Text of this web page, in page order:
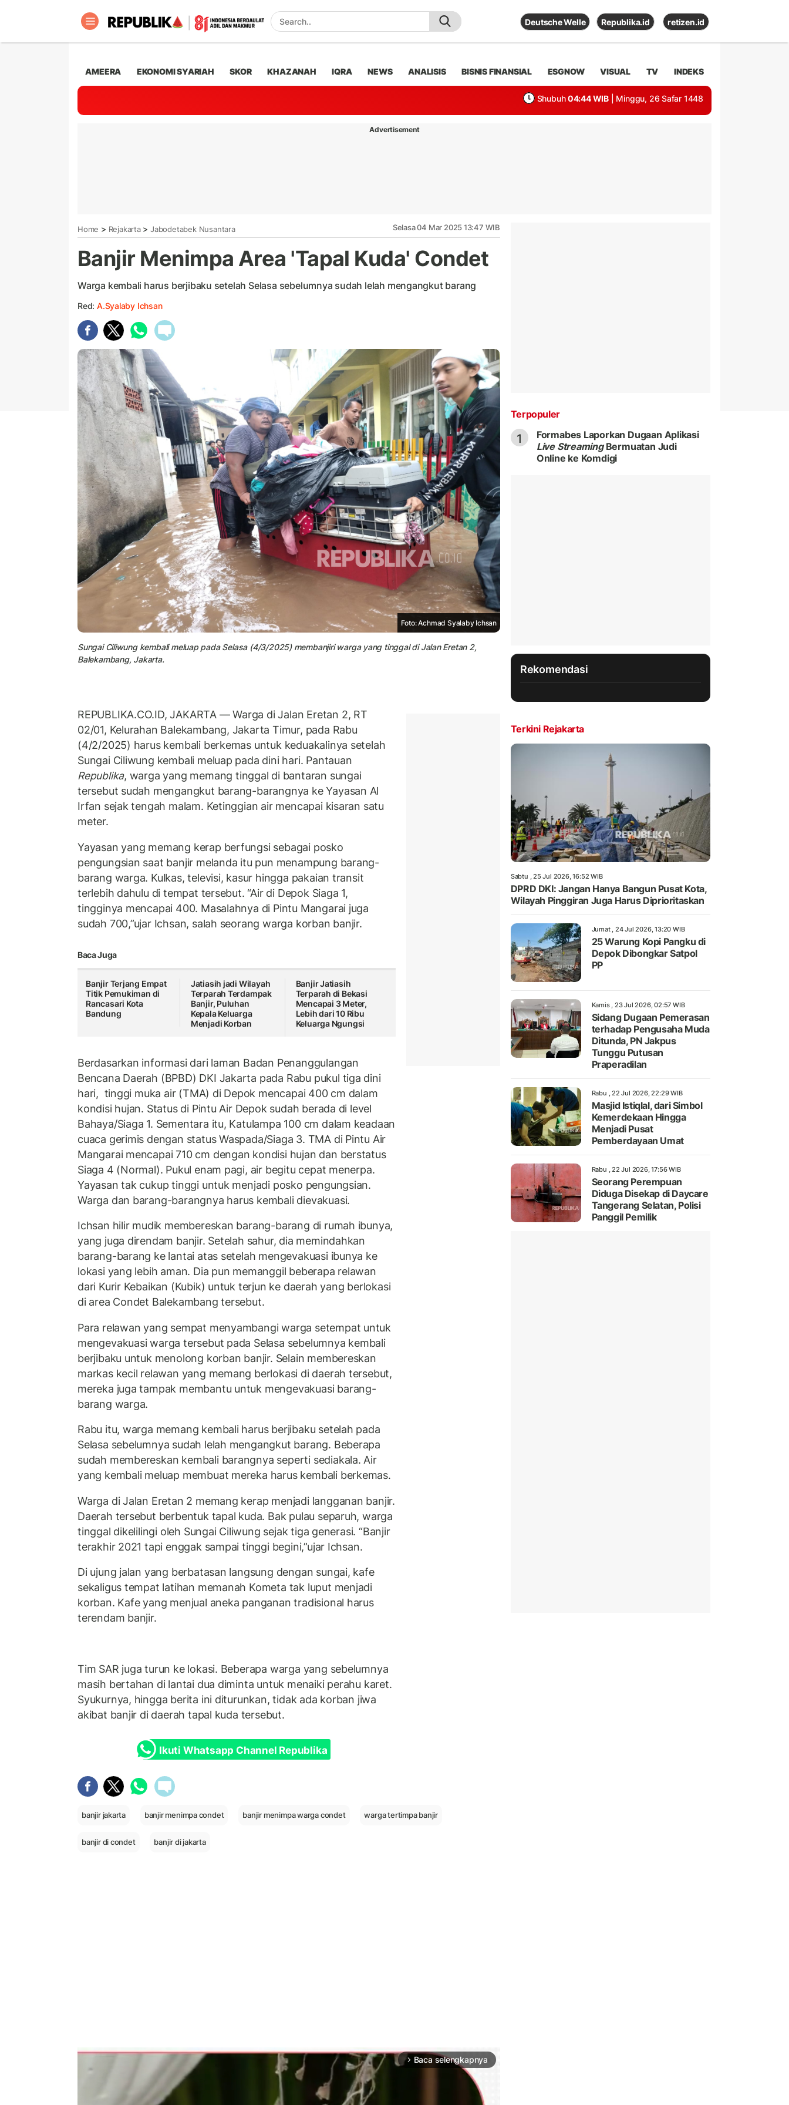
Deutsche Welle Republika.id retizen.id
AMEERA EKONOMI SYARIAH SKOR KHAZANAH IQRA NEWS ANALISIS BISNIS FINANSIAL ESGNOW VISUAL TV INDEKS
Shubuh 04:44 WIB | Minggu, 26 Safar 1448
Advertisement
Home > Rejakarta> Jabodetabek Nusantara Selasa 04 Mar 2025 13:47 WIB
Banjir Menimpa Area 'Tapal Kuda' Condet
Warga kembali harus berjibaku setelah Selasa sebelumnya sudah lelah mengangkut barang
Red: A.Syalaby Ichsan
Foto: Achmad Syalaby Ichsan
Sungai Ciliwung kembali meluap pada Selasa (4/3/2025) membanjiri warga yang tinggal di Jalan Eretan 2,
Balekambang, Jakarta.
REPUBLIKA.CO.ID, JAKARTA — Warga di Jalan Eretan 2, RT
02/01, Kelurahan Balekambang, Jakarta Timur, pada Rabu
(4/2/2025) harus kembali berkemas untuk keduakalinya setelah
Sungai Ciliwung kembali meluap pada dini hari. Pantauan
Republika, warga yang memang tinggal di bantaran sungai
tersebut sudah mengangkut barang-barangnya ke Yayasan Al
Irfan sejak tengah malam. Ketinggian air mencapai kisaran satu
meter.
Yayasan yang memang kerap berfungsi sebagai posko
pengungsian saat banjir melanda itu pun menampung barang-
barang warga. Kulkas, televisi, kasur hingga pakaian transit
terlebih dahulu di tempat tersebut. “Air di Depok Siaga 1,
tingginya mencapai 400. Masalahnya di Pintu Mangarai juga
sudah 700,”ujar Ichsan, salah seorang warga korban banjir.
Baca Juga
Banjir Terjang Empat
Titik Pemukiman di
Rancasari Kota
Bandung
Jatiasih jadi Wilayah
Terparah Terdampak
Banjir, Puluhan
Kepala Keluarga
Menjadi Korban
Banjir Jatiasih
Terparah di Bekasi
Mencapai 3 Meter,
Lebih dari 10 Ribu
Keluarga Ngungsi
Berdasarkan informasi dari laman Badan Penanggulangan
Bencana Daerah (BPBD) DKI Jakarta pada Rabu pukul tiga dini
hari, tinggi muka air (TMA) di Depok mencapai 400 cm dalam
kondisi hujan. Status di Pintu Air Depok sudah berada di level
Bahaya/Siaga 1. Sementara itu, Katulampa 100 cm dalam keadaan
cuaca gerimis dengan status Waspada/Siaga 3. TMA di Pintu Air
Mangarai mencapai 710 cm dengan kondisi hujan dan berstatus
Siaga 4 (Normal). Pukul enam pagi, air begitu cepat menerpa.
Yayasan tak cukup tinggi untuk menjadi posko pengungsian.
Warga dan barang-barangnya harus kembali dievakuasi.
Ichsan hilir mudik membereskan barang-barang di rumah ibunya,
yang juga direndam banjir. Setelah sahur, dia memindahkan
barang-barang ke lantai atas setelah mengevakuasi ibunya ke
lokasi yang lebih aman. Dia pun memanggil beberapa relawan
dari Kurir Kebaikan (Kubik) untuk terjun ke daerah yang berlokasi
di area Condet Balekambang tersebut.
Para relawan yang sempat menyambangi warga setempat untuk
mengevakuasi warga tersebut pada Selasa sebelumnya kembali
berjibaku untuk menolong korban banjir. Selain membereskan
markas kecil relawan yang memang berlokasi di daerah tersebut,
mereka juga tampak membantu untuk mengevakuasi barang-
barang warga.
Rabu itu, warga memang kembali harus berjibaku setelah pada
Selasa sebelumnya sudah lelah mengangkut barang. Beberapa
sudah membereskan kembali barangnya seperti sediakala. Air
yang kembali meluap membuat mereka harus kembali berkemas.
Warga di Jalan Eretan 2 memang kerap menjadi langganan banjir.
Daerah tersebut berbentuk tapal kuda. Bak pulau separuh, warga
tinggal dikelilingi oleh Sungai Ciliwung sejak tiga generasi. “Banjir
terakhir 2021 tapi enggak sampai tinggi begini,”ujar Ichsan.
Di ujung jalan yang berbatasan langsung dengan sungai, kafe
sekaligus tempat latihan memanah Kometa tak luput menjadi
korban. Kafe yang menjual aneka panganan tradisional harus
terendam banjir.
Tim SAR juga turun ke lokasi. Beberapa warga yang sebelumnya
masih bertahan di lantai dua diminta untuk menaiki perahu karet.
Syukurnya, hingga berita ini diturunkan, tidak ada korban jiwa
akibat banjir di daerah tapal kuda tersebut.
Ikuti Whatsapp Channel Republika
banjir jakarta banjir menimpa condet banjir menimpa warga condet warga tertimpa banjir
banjir di condet banjir di jakarta
arrow_forward_ios Baca selengkapnya
Terpopuler
1
Formabes Laporkan Dugaan Aplikasi
Live StreamingBermuatan Judi
Online ke Komdigi
Rekomendasi
Terkini Rejakarta
Sabtu , 25 Jul 2026, 16:52 WIB
DPRD DKI: Jangan Hanya Bangun Pusat Kota,
Wilayah Pinggiran Juga Harus Diprioritaskan
Jumat , 24 Jul 2026, 13:20 WIB
25 Warung Kopi Pangku di
Depok Dibongkar Satpol
PP
Kamis , 23 Jul 2026, 02:57 WIB
Sidang Dugaan Pemerasan
terhadap Pengusaha Muda
Ditunda, PN Jakpus
Tunggu Putusan
Praperadilan
Rabu , 22 Jul 2026, 22:29 WIB
Masjid Istiqlal, dari Simbol
Kemerdekaan Hingga
Menjadi Pusat
Pemberdayaan Umat
Rabu , 22 Jul 2026, 17:56 WIB
Seorang Perempuan
Diduga Disekap di Daycare
Tangerang Selatan, Polisi
Panggil Pemilik